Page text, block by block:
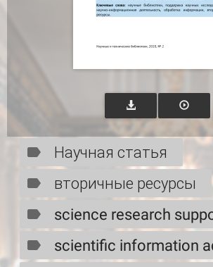
Научная статья
вторичные ресурсы
science research
scientific information